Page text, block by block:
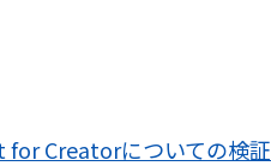
for Creatorについての検証